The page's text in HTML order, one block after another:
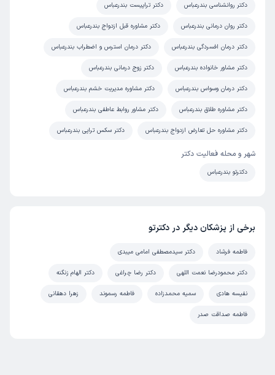
دکتر روانشناسی بندرعباس دکتر تراپیست بندرعباس
دکتر روان درمانی بندرعباس دکتر مشاوره قبل ازدواج بندرعباس
دکتر درمان افسردگی بندرعباس دکتر درمان استرس و اضطراب بندرعباس
دکتر مشاور خانواده بندرعباس دکتر زوج درمانی بندرعباس
دکتر درمان وسواس بندرعباس دکتر مشاوره مدیریت خشم بندرعباس
دکتر مشاوره طلاق بندرعباس دکتر مشاور روابط عاطفی بندرعباس
دکتر مشاوره حل تعارض ازدواج بندرعباس دکتر سکس تراپی بندرعباس
شهر و محله فعالیت دکتر
دکترتو بندرعباس
برخی از پزشکان دیگر در دکترتو
فاطمه فرشاد دکتر سیدمصطفی امامی میبدی
دکتر محمودرضا نعمت اللهی دکتر رضا چراغی دکتر الهام زنگنه
نفیسه هادی سمیه محمدزاده فاطمه رسموند زهرا دهقانی
فاطمه صداقت صدر